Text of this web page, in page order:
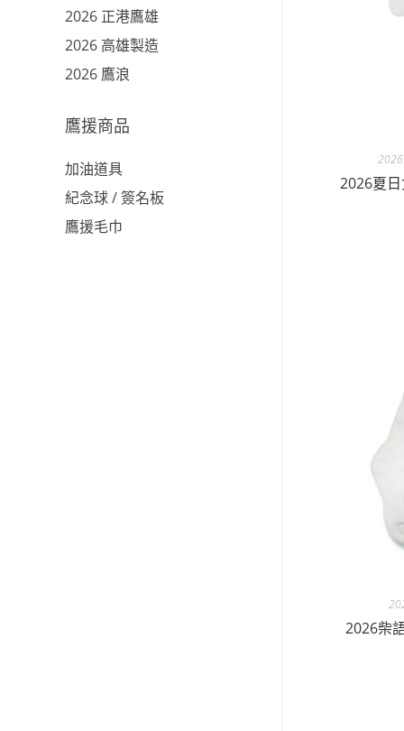
2026夏
2026柴
2026 正港鷹雄
2026 高雄製造
2026 鷹浪
鷹援商品
加油道具
紀念球 / 簽名板
鷹援毛巾